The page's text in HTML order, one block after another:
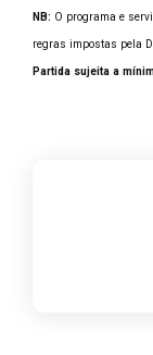
NB: O programa e
regras impostas pela
Partida sujeita a